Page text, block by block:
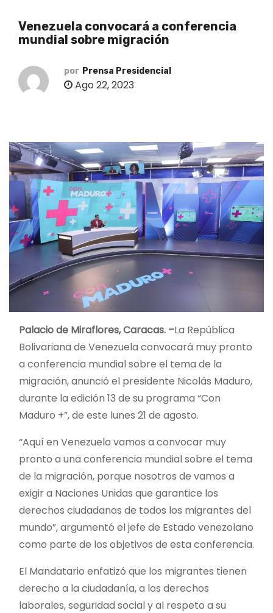
Venezuela convocará a conferencia
mundial sobre migración
por Prensa Presidencial
Ago 22, 2023
Palacio de Miraflores, Caracas. –La República
Bolivariana de Venezuela convocará muy pronto
a conferencia mundial sobre el tema de la
migración, anunció el presidente Nicolás Maduro,
durante la edición 13 de su programa “Con
Maduro +”, de este lunes 21 de agosto.
“Aquí en Venezuela vamos a convocar muy
pronto a una conferencia mundial sobre el tema
de la migración, porque nosotros de vamos a
exigir a Naciones Unidas que garantice los
derechos ciudadanos de todos los migrantes del
mundo”, argumentó el jefe de Estado venezolano
como parte de los objetivos de esta conferencia.
El Mandatario enfatizó que los migrantes tienen
derecho a la ciudadanía, a los derechos
laborales, seguridad social y al respeto a su